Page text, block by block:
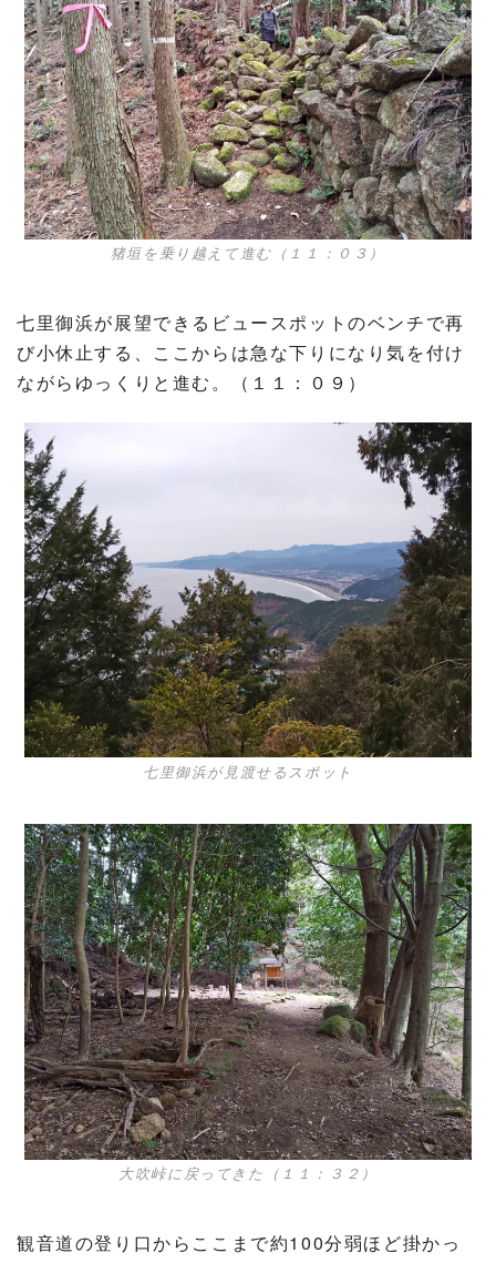
猪垣を乗り越えて進む（１１：０３）
七里御浜が展望できるビュースポットのベンチで再
び小休止する、ここからは急な下りになり気を付け
ながらゆっくりと進む。（１１：０９）
七里御浜が見渡せるスポット
大吹峠に戻ってきた（１１：３２）
観音道の登り口からここまで約100分弱ほど掛かっ